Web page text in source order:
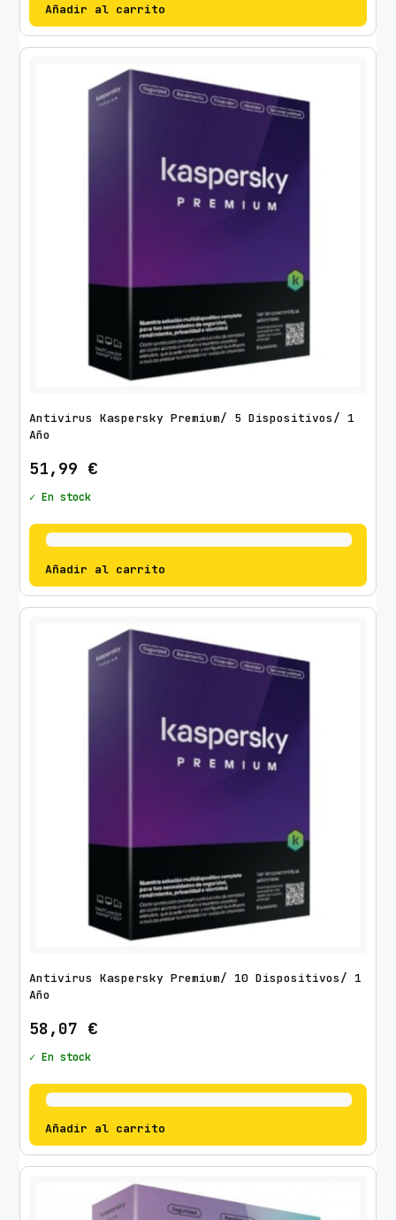
Añadir al carrito
Antivirus Kaspersky Premium/ 5 Dispositivos/ 1
Año
51,99 €
✓ En stock
Añadir al carrito
Antivirus Kaspersky Premium/ 10 Dispositivos/ 1
Año
58,07 €
✓ En stock
Añadir al carrito